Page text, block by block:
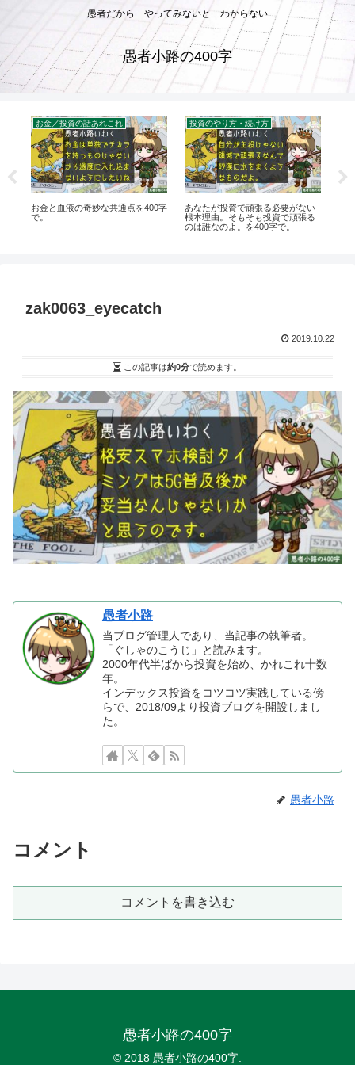
愚者だから やってみないと わからない
愚者小路の400字
お金／投資の話あれこれ
お金と血液の奇妙な共通点を400字
で。
投資のやり方・続け方
あなたが投資で頑張る必要がない
根本理由。そもそも投資で頑張る
のは誰なのよ。を400字で。
zak0063_eyecatch
2019.10.22
この記事は約0分で読めます。
愚者小路
当ブログ管理人であり、当記事の執筆者。
「ぐしゃのこうじ」と読みます。
2000年代半ばから投資を始め、かれこれ十数
年。
インデックス投資をコツコツ実践している傍
らで、2018/09より投資ブログを開設しまし
た。
愚者小路
コメント
コメントを書き込む
愚者小路の400字
© 2018 愚者小路の400字.